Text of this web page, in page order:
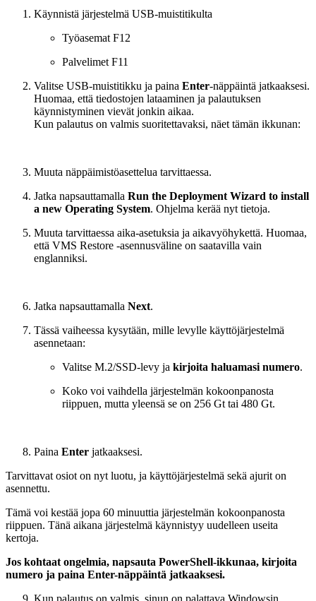
Käynnistä järjestelmä USB-muistitikulta
Työasemat F12
Palvelimet F11
Valitse USB-muistitikku ja paina Enter-näppäintä jatkaaksesi.
Huomaa, että tiedostojen lataaminen ja palautuksen
käynnistyminen vievät jonkin aikaa.
Kun palautus on valmis suoritettavaksi, näet tämän ikkunan:
Muuta näppäimistöasettelua tarvittaessa.
Jatka napsauttamalla Run the Deployment Wizard to install
a new Operating System. Ohjelma kerää nyt tietoja.
Muuta tarvittaessa aika-asetuksia ja aikavyöhykettä. Huomaa,
että VMS Restore -asennusväline on saatavilla vain
englanniksi.
Jatka napsauttamalla Next.
Tässä vaiheessa kysytään, mille levylle käyttöjärjestelmä
asennetaan:
Valitse M.2/SSD-levy ja kirjoita haluamasi numero.
Koko voi vaihdella järjestelmän kokoonpanosta
riippuen, mutta yleensä se on 256 Gt tai 480 Gt.
Paina Enter jatkaaksesi.
Tarvittavat osiot on nyt luotu, ja käyttöjärjestelmä sekä ajurit on
asennettu.
Tämä voi kestää jopa 60 minuuttia järjestelmän kokoonpanosta
riippuen. Tänä aikana järjestelmä käynnistyy uudelleen useita
kertoja.
Jos kohtaat ongelmia, napsauta PowerShell-ikkunaa, kirjoita
numero ja paina Enter-näppäintä jatkaaksesi.
Kun palautus on valmis, sinun on palattava Windowsin